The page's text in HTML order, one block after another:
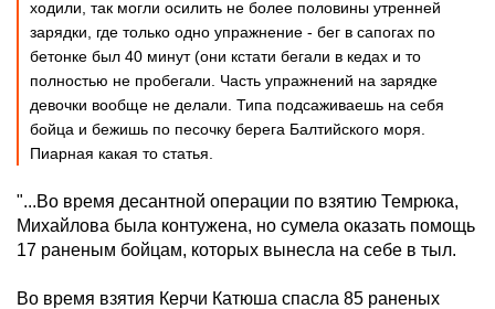
ходили, так могли осилить не более половины утренней
зарядки, где только одно упражнение - бег в сапогах по
бетонке был 40 минут (они кстати бегали в кедах и то
полностью не пробегали. Часть упражнений на зарядке
девочки вообще не делали. Типа подсаживаешь на себя
бойца и бежишь по песочку берега Балтийского моря.
Пиарная какая то статья.
"...Во время десантной операции по взятию Темрюка,
Михайлова была контужена, но сумела оказать помощь
17 раненым бойцам, которых вынесла на себе в тыл.
Во время взятия Керчи Катюша спасла 85 раненых